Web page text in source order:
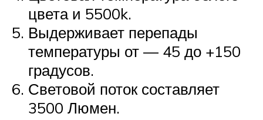
цвета и 5500k.
Выдерживает перепады
температуры от — 45 до +150
градусов.
Световой поток составляет
3500 Люмен.